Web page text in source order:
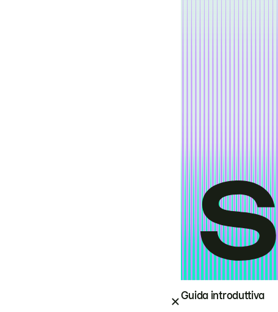
Guida introduttiva